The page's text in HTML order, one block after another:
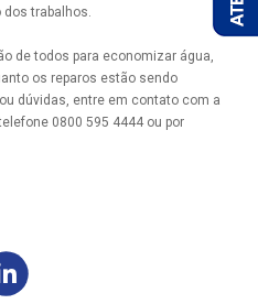
trabalhos.
de todos para economizar água,
os reparos estão sendo
dúvidas, entre em contato com a
0800 595 4444 ou por